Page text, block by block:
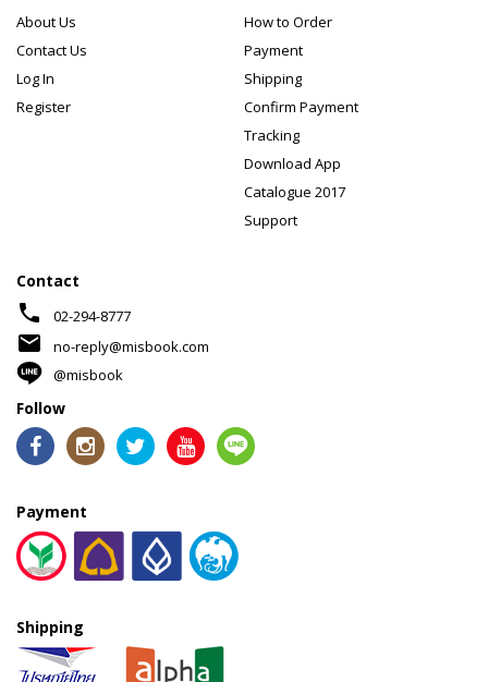
About Us
Contact Us
Log In
Register
How to Order
Payment
Shipping
Confirm Payment
Tracking
Download App
Catalogue 2017
Support
Contact
phone 02-294-8777
mail
no-reply@misbook.com
@misbook
Follow
Payment
Shipping